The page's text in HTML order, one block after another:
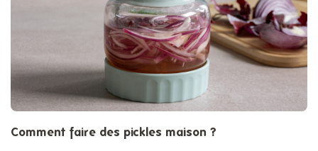
Comment faire des pickles maison ?